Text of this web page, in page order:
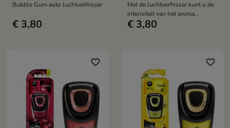
Bubble Gum auto luchtverfrisser
€ 3,80
Met de luchtverfrisser kunt u de
intensiteit van het aroma
aanpassen aan uw voorkeuren
€ 3,80
favorite_border favorite_border